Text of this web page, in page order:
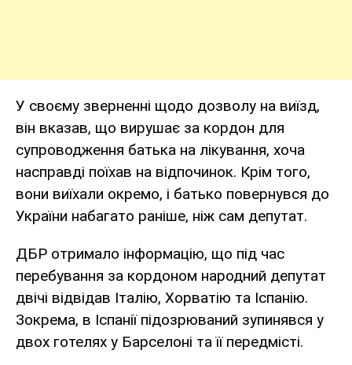
У своєму зверненні щодо дозволу на виїзд,
він вказав, що вирушає за кордон для
супроводження батька на лікування, хоча
насправді поїхав на відпочинок. Крім того,
вони виїхали окремо, і батько повернувся до
України набагато раніше, ніж сам депутат.
ДБР отримало інформацію, що під час
перебування за кордоном народний депутат
двічі відвідав Італію, Хорватію та Іспанію.
Зокрема, в Іспанії підозрюваний зупинявся у
двох готелях у Барселоні та її передмісті.